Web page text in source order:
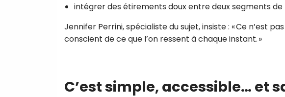
intégrer des étirements doux entre deux segments de
Jennifer Perrini, spécialiste du sujet, insiste : « Ce n’est
conscient de ce que l’on ressent à chaque instant. »
C’est simple, accessible… et